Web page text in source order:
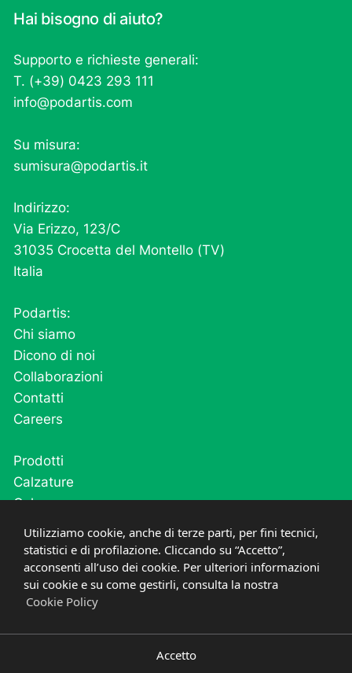
Hai bisogno di aiuto?
Supporto e richieste generali:
T. (+39) 0423 293 111
info@podartis.com
Su misura:
sumisura@podartis.it
Indirizzo:
Via Erizzo, 123/C
31035 Crocetta del Montello (TV)
Italia
Podartis:
Chi siamo
Dicono di noi
Collaborazioni
Contatti
Careers
Prodotti
Calzature
Calze
Cutivel
Plantari
Post operatorio e fase acuta
03669600268 CREDITS
Utilizziamo cookie, anche di terze parti, per fini tecnici,
statistici e di profilazione. Cliccando su “Accetto”,
acconsenti all’uso dei cookie. Per ulteriori informazioni
sui cookie e su come gestirli, consulta la nostra
Cookie Policy
Accetto